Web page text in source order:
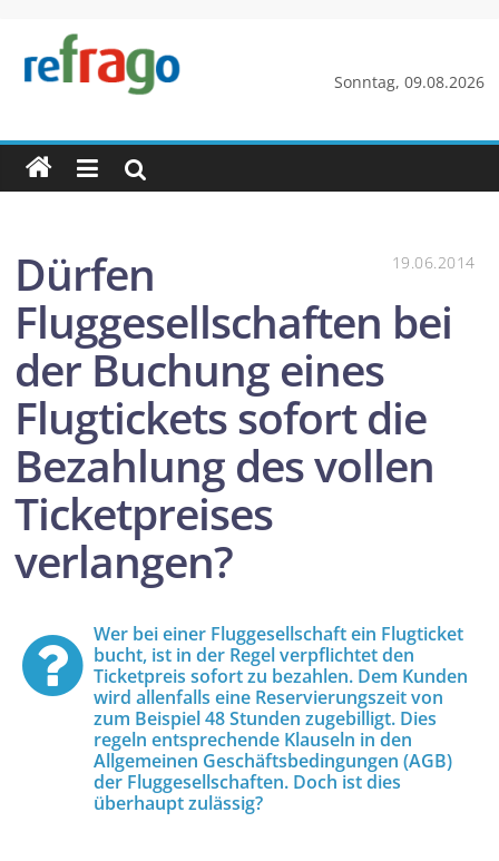
springen
Sonntag, 09.08.2026
refrago
Rechtsfragen
online
verständlich
kostenlos
19.06.2014
Dürfen
Fluggesellschaften bei
der Buchung eines
Flugtickets sofort die
Bezahlung des vollen
Ticketpreises
verlangen?
Wer bei einer Fluggesellschaft ein Flugticket
bucht, ist in der Regel verpflichtet den
Ticketpreis sofort zu bezahlen. Dem Kunden
wird allenfalls eine Reservierungszeit von
zum Beispiel 48 Stunden zugebilligt. Dies
regeln entsprechende Klauseln in den
Allgemeinen Geschäftsbedingungen (AGB)
der Fluggesellschaften. Doch ist dies
überhaupt zulässig?